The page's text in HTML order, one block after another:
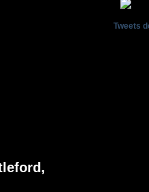
Tweets